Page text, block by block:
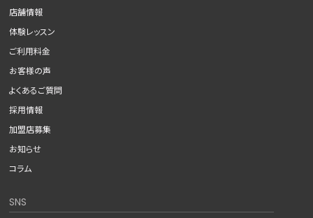
店舗情報
体験レッスン
ご利用料金
お客様の声
よくあるご質問
採用情報
加盟店募集
お知らせ
コラム
SNS